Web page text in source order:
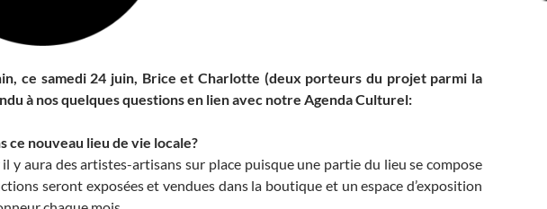
ce samedi 24 juin, Brice et Charlotte (deux porteurs du projet parmi la
à nos quelques questions en lien avec notre Agenda Culturel:
ce nouveau lieu de vie locale?
aura des artistes-artisans sur place puisque une partie du lieu se compose
seront exposées et vendues dans la boutique et un espace d’exposition